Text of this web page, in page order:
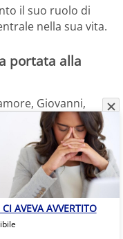
il suo ruolo di
nella sua vita.
portata alla
Giovanni,
che, pur non
importanti nella
con il calciatore
Aldo Montano, due
italiano.
sempre cercato di
dai riflettori,
che l’hanno
AVEVA AVVERTITO